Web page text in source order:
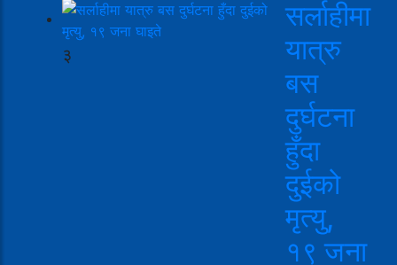
३
सर्लाहीमा
यात्रु
बस
दुर्घटना
हुँदा
दुईको
मृत्यु,
१९ जना